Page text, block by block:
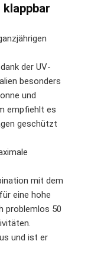
der UV-
besonders
und
empfiehlt es
geschützt
mit dem
eine hohe
problemlos 50
und ist er